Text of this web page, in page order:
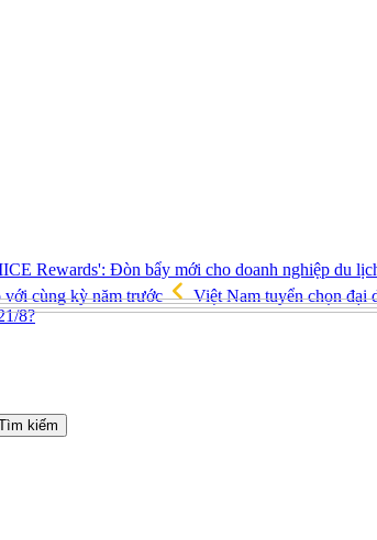
Rewards': Đòn bẩy mới cho doanh nghiệp du
với cùng kỳ năm trước
Việt Nam tuyển chọn đại
8?
kiếm